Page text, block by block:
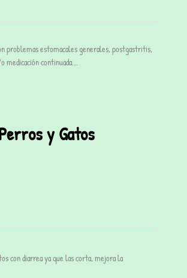
problemas estomacales generales, postgastritis,
medicación continuada.…
y Gatos
con diarrea ya que las corta, mejora la